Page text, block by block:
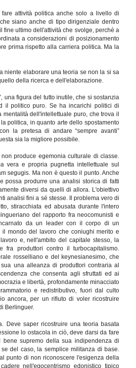
attività politica anche solo a livello di
siano anche di tipo dirigenziale dentro
ultimo dell'attività che svolge, perché a
a considerazioni di posizionamento
prima rispetto alla carriera politica. Ma la
niente elaborare una teoria se non la si sa
della ricerca e dell'elaborazione.
una figura del tutto inutile, che si sostanzia
il politico puro. Se ha incarichi politici di
dell'intellettuale puro, che trova il
politica, in quanto arte dello spostamento
la pretesa di andare “sempre avanti”
sia la migliore possibile.
produce egemonia culturale di classe.
vera e propria pugnetta intellettuale sul
segugis. Ma non è questo il punto. Anche
possa produrre una analisi storica di fatti
diversi da quelli di allora. L'obiettivo
analisi fini a sé stesse. Il problema vero di
stiracchiata ed abusata durante l'intero
del rapporto fra neocomunisti e
da un leader con il corpo di un
mondo del lavoro che coniughi merito e
e, nell'ambito del capitale stesso, la
fra produttori contro il turbocapitalismo.
rosselliano e del keynesianesimo, che
una alleanza di produttori contraria al
che consenta agli sfruttati ed ai
e libertà, profondamente minacciato
e redistributivo, fuori dal culto
ancora, per un rifiuto di voler ricostruire
Berlinguer.
Deve saper ricostruire una teoria basata
lo ostacola in ciò, deve darsi da fare
supremo della sua indipendenza di
del caso, la semplice militanza di base.
punto di non riconoscere l'esigenza della
nell'egocentrismo edonistico tipico